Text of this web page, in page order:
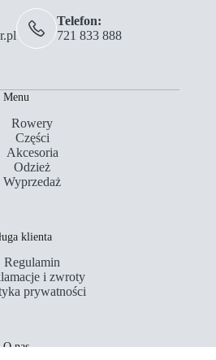
Telefon:
721 833 888
Menu
Rowery
Części
Akcesoria
Odzież
Wyprzedaż
klienta
Regulamin
i zwroty
prywatności
O nas